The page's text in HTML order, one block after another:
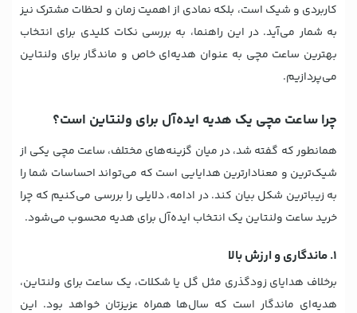
کاربردی و شیک است، بلکه نمادی از اهمیت زمان و لحظات مشترک نیز
به شمار می‌آید. در این راهنما، به بررسی نکات کلیدی برای انتخاب
بهترین ساعت مچی به عنوان هدیه‌ای خاص و ماندگار برای ولنتاین
می‌پردازیم.
چرا ساعت مچی یک هدیه ایده‌آل برای ولنتاین است؟
همانطور که گفته شد، در میان گزینه‌های مختلف، ساعت مچی یکی از
شیک‌ترین و معنادارترین هدایایی است که می‌تواند احساسات شما را
به زیباترین شکل بیان کند. در ادامه، دلایلی را بررسی می‌کنیم که چرا
خرید ساعت ولنتاین یک انتخاب ایده‌آل برای هدیه محسوب می‌شود.
۱. ماندگاری و ارزش بالا
برخلاف هدایای زودگذری مثل گل یا شکلات، یک ساعت برای ولنتاین،
هدیه‌ای ماندگار است که سال‌ها همراه عزیزتان خواهد بود. این